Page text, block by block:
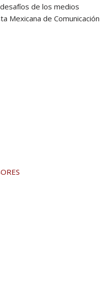
de los medios
Mexicana de Comunicación